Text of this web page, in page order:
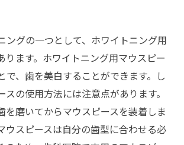
ングの一つとして、ホワイトニング用
ります。ホワイトニング用マウスピー
で、歯を美白することができます。し
スの使用方法には注意点があります。
を磨いてからマウスピースを装着しま
ウスピースは自分の歯型に合わせる必